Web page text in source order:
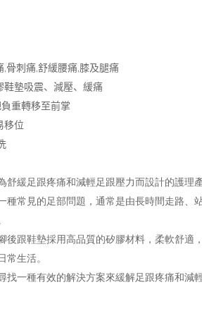
,骨刺痛,舒緩腰痛,膝及腿痛
鞋墊吸震、減壓、緩痛
重轉移至前掌
移位
舒緩足跟疼痛和減輕足跟壓力而設計的護理
種常見的足部問題，通常是由長時間走路
後跟鞋墊採用高品質的矽膠材料，柔軟舒適
常生活。
找一種有效的解決方案來緩解足跟疼痛和減